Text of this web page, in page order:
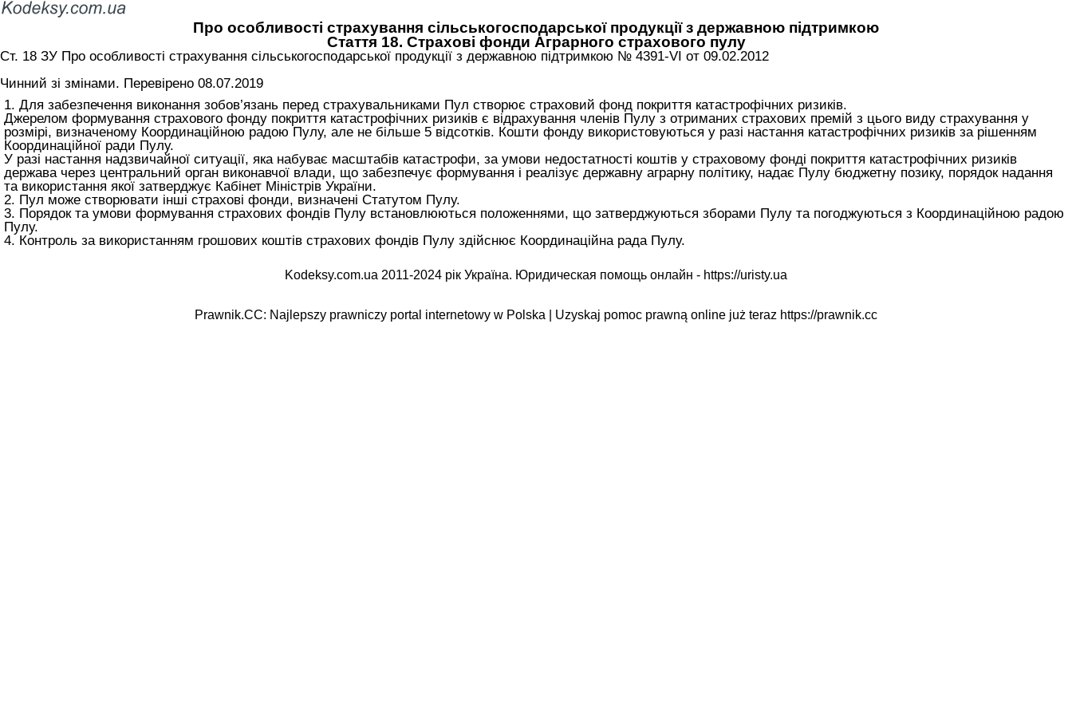
Про особливості страхування сільськогосподарської продукції з державною підтримкою
Стаття 18. Страхові фонди Аграрного страхового пулу
Ст. 18 ЗУ Про особливості страхування сільськогосподарської продукції з державною підтримкою № 4391-VI от 09.02.2012
Чинний зі змінами. Перевірено 08.07.2019
1. Для забезпечення виконання зобов’язань перед страхувальниками Пул створює страховий фонд покриття катастрофічних ризиків.
Джерелом формування страхового фонду покриття катастрофічних ризиків є відрахування членів Пулу з отриманих страхових премій з цього виду страхування у
розмірі, визначеному Координаційною радою Пулу, але не більше 5 відсотків. Кошти фонду використовуються у разі настання катастрофічних ризиків за рішенням
Координаційної ради Пулу.
У разі настання надзвичайної ситуації, яка набуває масштабів катастрофи, за умови недостатності коштів у страховому фонді покриття катастрофічних ризиків
держава через центральний орган виконавчої влади, що забезпечує формування і реалізує державну аграрну політику, надає Пулу бюджетну позику, порядок надання
та використання якої затверджує Кабінет Міністрів України.
2. Пул може створювати інші страхові фонди, визначені Статутом Пулу.
3. Порядок та умови формування страхових фондів Пулу встановлюються положеннями, що затверджуються зборами Пулу та погоджуються з Координаційною радою
Пулу.
4. Контроль за використанням грошових коштів страхових фондів Пулу здійснює Координаційна рада Пулу.
Kodeksy.com.ua 2011-2024 рік Україна. Юридическая помощь онлайн - https://uristy.ua
Prawnik.CC: Najlepszy prawniczy portal internetowy w Polska | Uzyskaj pomoc prawną online już teraz https://prawnik.cc